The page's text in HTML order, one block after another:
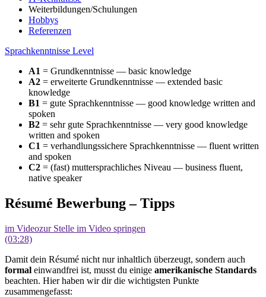
Weiterbildungen/Schulungen
Hobbys
Referenzen
Sprachkenntnisse Level
A1 = Grundkenntnisse — basic knowledge
A2 = erweiterte Grundkenntnisse — extended basic
knowledge
B1 = gute Sprachkenntnisse — good knowledge written and
spoken
B2 = sehr gute Sprachkenntnisse — very good knowledge
written and spoken
C1 = verhandlungssichere Sprachkenntnisse — fluent written
and spoken
C2 = (fast) muttersprachliches Niveau — business fluent,
native speaker
Résumé Bewerbung – Tipps
im Videozur Stelle im Video springen
(03:28)
Damit dein Résumé nicht nur inhaltlich überzeugt, sondern auch
formal einwandfrei ist, musst du einige amerikanische Standards
beachten. Hier haben wir dir die wichtigsten Punkte
zusammengefasst: